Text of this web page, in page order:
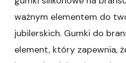
ważnym elementem do
jubilerskich. Gumki do
element, który zapewnia,